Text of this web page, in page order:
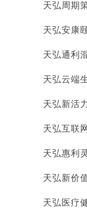
天弘周期
天弘安康
天弘通利
天弘云端
天弘新活
天弘互联
天弘惠利
天弘新价
天弘医疗